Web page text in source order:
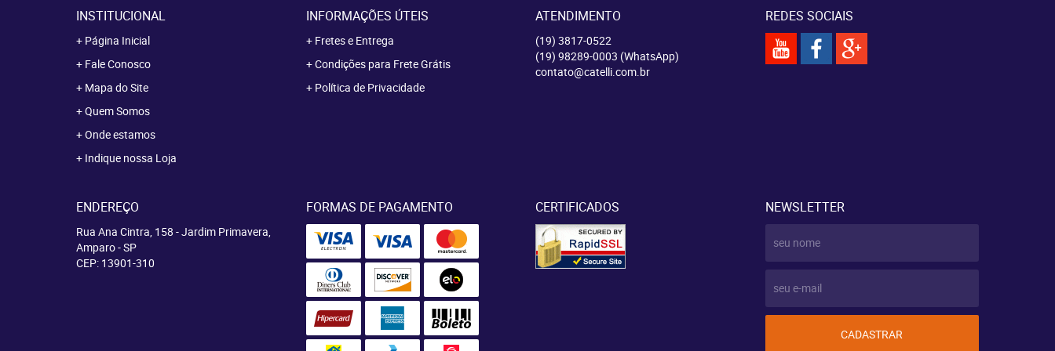
INSTITUCIONAL
Página Inicial
Fale Conosco
Mapa do Site
Quem Somos
Onde estamos
Indique nossa Loja
INFORMAÇÕES ÚTEIS
Fretes e Entrega
Condições para Frete Grátis
Política de Privacidade
ATENDIMENTO
(19) 3817-0522
(19) 98289-0003 (WhatsApp)
contato@catelli.com.br
REDES SOCIAIS
ENDEREÇO
Rua Ana Cintra, 158 -Jardim Primavera,
Amparo-SP
CEP: 13901-310
FORMAS DE PAGAMENTO CERTIFICADOS NEWSLETTER
CADASTRAR